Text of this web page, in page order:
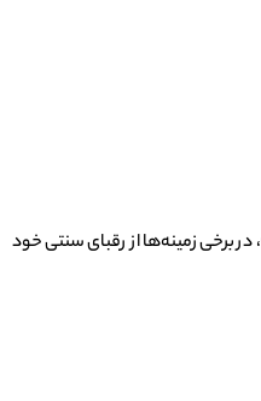
: اسپرسوساز نینجا AutoBarista Pro با ارائه پوک‌های بزرگ‌تر، امکان تهیه قهوه دراپ و کلدبرو و همچنین تکنولوژی نوآورانه GrindIQ، در برخی زمینه‌ها از رقبای سنتی خود